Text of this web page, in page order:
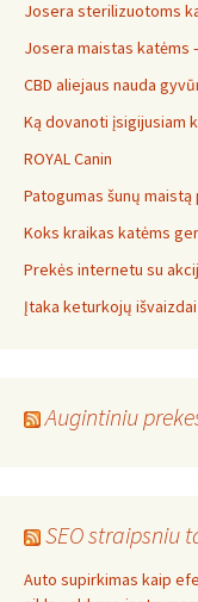
Josera sterilizuotoms
Josera maistas katėms
CBD aliejaus nauda
Ką dovanoti įsigijusiam
ROYAL Canin
Patogumas šunų
Koks kraikas katėms
Prekės internetu su
Įtaka keturkojų išvaizdai
Augintiniu
SEO straipsniu
Auto supirkimas kaip